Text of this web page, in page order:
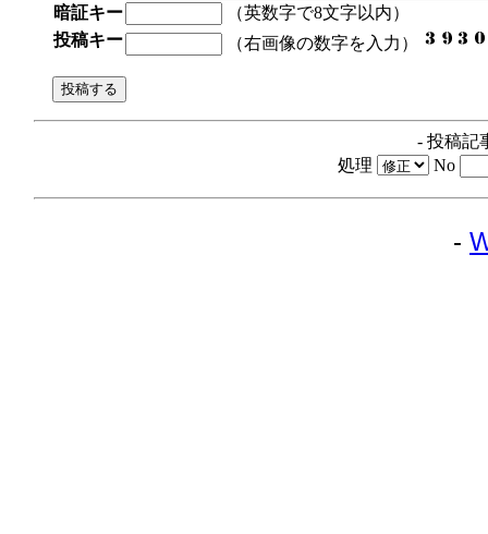
暗証キー
（英数字で8文字以内）
投稿キー
（右画像の数字を入力）
- 投稿記
処理
No
-